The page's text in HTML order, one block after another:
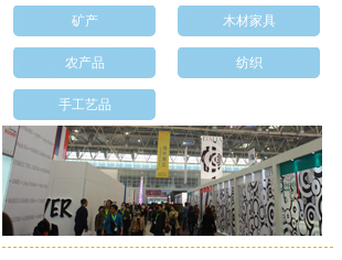
矿产 木材家具
农产品 纺织
手工艺品